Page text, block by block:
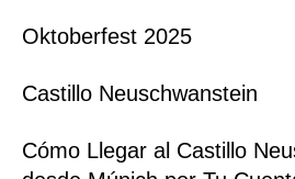
Oktoberfest 2025
Castillo Neuschwanstein
Cómo Llegar al Castillo